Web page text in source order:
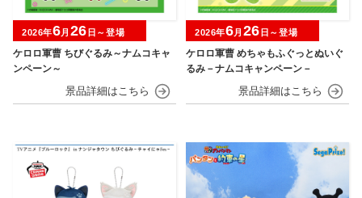
ケロロ軍曹 ちびぐるみ～ナムコキャ
ンペーン～
2026年6月 26 日～登場
ケロロ軍曹 めちゃもふぐっとぬいぐ
るみ－ナムコキャンペーン－
2026年6月 26 日～登場